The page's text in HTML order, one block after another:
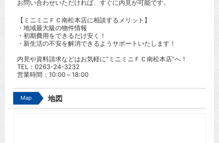
お問い合わせいただければ、すぐに内見が可能です。
【ミニミニＦＣ南松本店に相談するメリット】
・地域最大級の物件情報
・初期費用をできるだけ安く！
・新生活の不安を解消できるようサポートいたします！
内見や資料請求などはお気軽に”ミニミニＦＣ南松本店”へ！
TEL： 0263-24-3232
営業時間：10:00～18:00
Map 地図